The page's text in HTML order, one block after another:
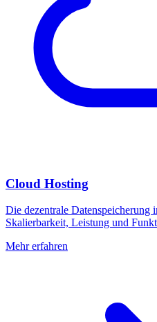
Cloud Hosting
Die dezentrale Datenspeicherung
Skalierbarkeit, Leistung und
Mehr erfahren